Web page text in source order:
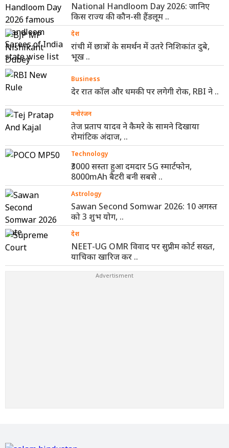
National Handloom Day 2026: जानिए
किस राज्य की कौन-सी हैंडलूम ..
देश
रांची में छात्रों के समर्थन में उतरे निशिकांत दुबे,
भूख ..
Business
देर रात कॉल और धमकी पर लगेगी रोक, RBI ने ..
मनोरंजन
तेज प्रताप यादव ने कैमरे के सामने दिखाया
रोमांटिक अंदाज, ..
Technology
₹3000 सस्ता हुआ दमदार 5G स्मार्टफोन,
8000mAh बैटरी बनी सबसे ..
Astrology
Sawan Second Somwar 2026: 10 अगस्त
को 3 शुभ योग, ..
देश
NEET-UG OMR विवाद पर सुप्रीम कोर्ट सख्त,
याचिका खारिज कर ..